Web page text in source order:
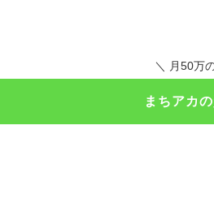
＼ 月50万
まちアカ